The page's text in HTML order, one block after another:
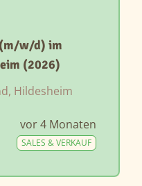
w/d) im
(2026)
Hildesheim
vor 4 Monaten
SALES & VERKAUF